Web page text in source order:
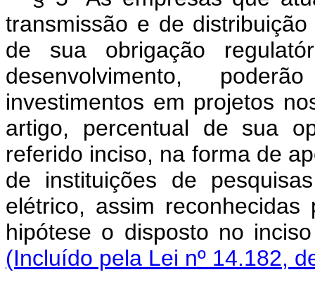
transmissão e de
de sua obrigação
desenvolvimento,
investimentos em projetos
artigo, percentual de sua
referido inciso, na forma de
de instituições de
elétrico, assim
hipótese o disposto no
(Incluído pela Lei nº 14.182,